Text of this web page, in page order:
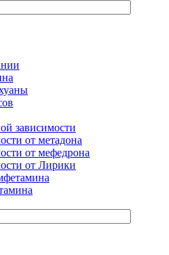
зависимости
от метадона
от мефедрона
от Лирики